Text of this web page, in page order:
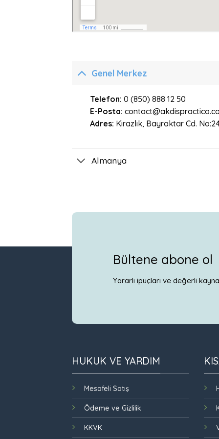
Genel Merkez
Telefon: 0 (850) 888 12 50
E-Posta:
Adres: Kirazlık, Bayraktar Cd.
Almanya
Bültene abone ol
Yararlı ipuçları ve değerli
HUKUK VE YARDIM
Mesafeli Satış
Ödeme ve Gizlilik
KKVK